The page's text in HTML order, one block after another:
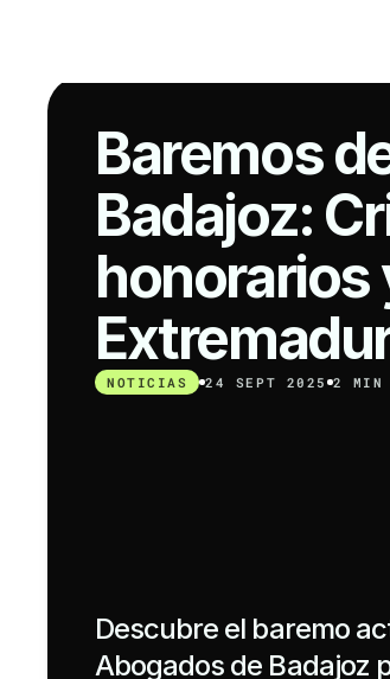
Baremos
Badajoz:
honorarios
NOTICIAS 24 SEPT 2025 2 MIN
Descubre el baremo
Abogados de Badajoz